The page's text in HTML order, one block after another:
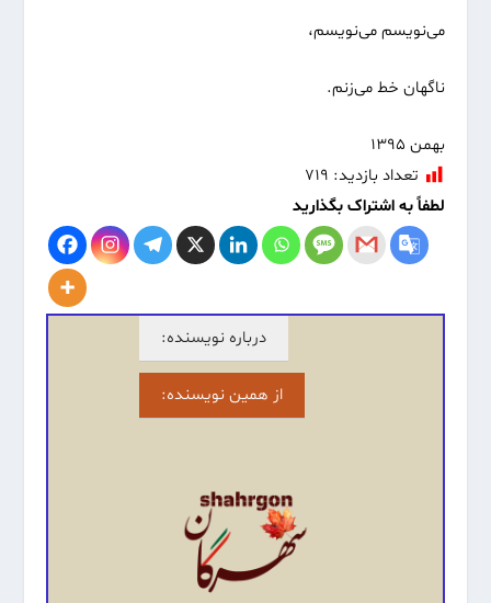
می‌نویسم می‌نویسم،
ناگهان خط می‌زنم.
بهمن ۱۳۹۵
تعداد بازدید: ۷۱۹
لطفاً به اشتراک بگذارید
درباره نویسنده:
از همین نویسنده: